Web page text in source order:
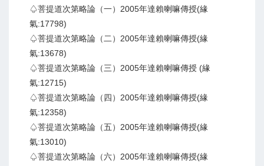
♤菩提道次第略論（一）2005年達賴喇嘛傳授(緣
氣:17798)
♤菩提道次第略論（二）2005年達賴喇嘛傳授(緣
氣:13678)
♤菩提道次第略論（三）2005年達賴喇嘛傳授 (緣
氣:12715)
♤菩提道次第略論（四）2005年達賴喇嘛傳授(緣
氣:12358)
♤菩提道次第略論（五）2005年達賴喇嘛傳授(緣
氣:13010)
♤菩提道次第略論（六）2005年達賴喇嘛傳授(緣